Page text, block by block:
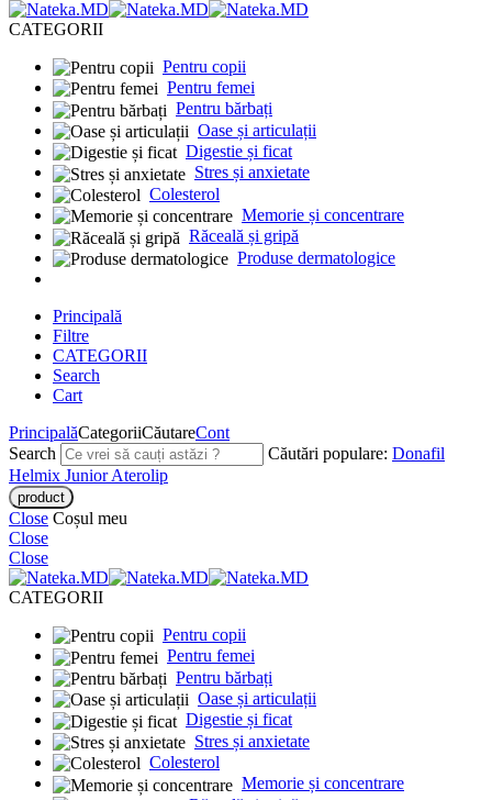
CATEGORII
Pentru copii
Pentru femei
Pentru bărbați
Oase și articulații
Digestie și ficat
Stres și anxietate
Colesterol
Memorie și concentrare
Răceală și gripă
Produse dermatologice
Principală
Filtre
CATEGORII
Search
Cart
PrincipalăCategoriiCăutareCont
Search
Căutări populare: Donafil
Helmix JuniorAterolip
Close Coșul meu
Close
Close
CATEGORII
Pentru copii
Pentru femei
Pentru bărbați
Oase și articulații
Digestie și ficat
Stres și anxietate
Colesterol
Memorie și concentrare